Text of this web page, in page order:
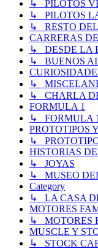
↳ PILOTOS
↳ PILOTOS
↳ RESTO
CARRERAS
↳ DESDE LA
↳ BUENOS
↳
↳ CHARLA
FORMULA 1
↳ FORMULA 1
PROTOTIPOS
↳
HISTORIAS
↳ JOYAS
↳ MUSEO
Category
↳ LA CASA
MOTORES
↳ MOTORES
MUSCLE Y
↳ STOCK